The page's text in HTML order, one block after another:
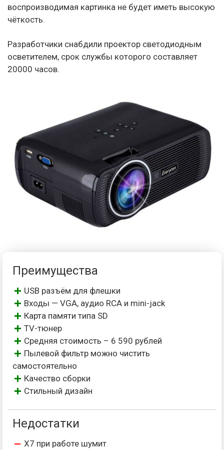
воспроизводимая картинка не будет иметь высокую
чёткость.
Разработчики снабдили проектор светодиодным
осветителем, срок службы которого составляет
20000 часов.
Преимущества
USB разъём для флешки
Входы — VGA, аудио RCA и mini-jack
Карта памяти типа SD
TV-тюнер
Средняя стоимость – 6 590 рублей
Пылевой фильтр можно чистить
самостоятельно
Качество сборки
Стильный дизайн
Недостатки
X7 при работе шумит